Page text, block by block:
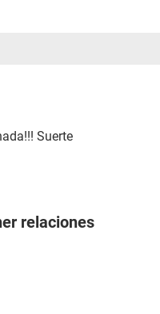
Suerte
relaciones